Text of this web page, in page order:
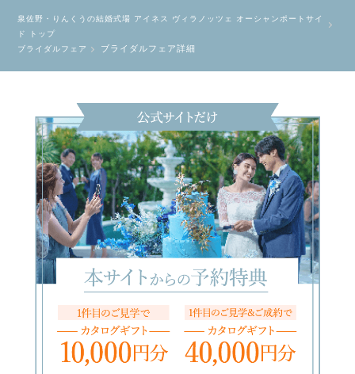
泉佐野・りんくうの結婚式場 アイネス ヴィラノッツェ オーシャンポートサイ
ド トップ
ブライダルフェア
ブライダルフェア詳細